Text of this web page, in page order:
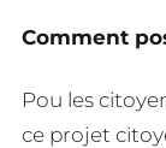
Comment
Pou les
ce projet